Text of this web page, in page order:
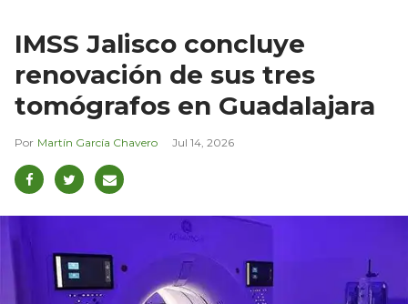
IMSS Jalisco concluye
renovación de sus tres
tomógrafos en Guadalajara
Martín García Chavero Jul 14, 2026